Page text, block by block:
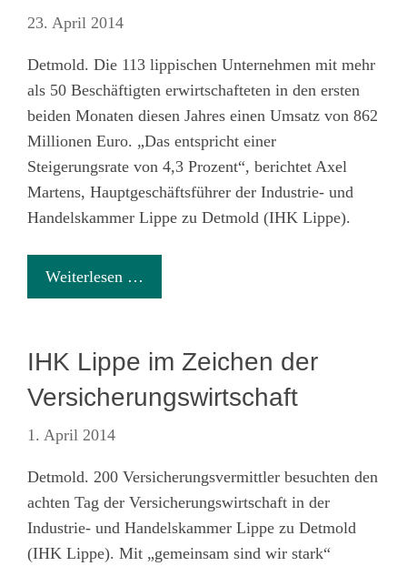
23. April 2014
Detmold. Die 113 lippischen Unternehmen mit mehr
als 50 Beschäftigten erwirtschafteten in den ersten
beiden Monaten diesen Jahres einen Umsatz von 862
Millionen Euro. „Das entspricht einer
Steigerungsrate von 4,3 Prozent“, berichtet Axel
Martens, Hauptgeschäftsführer der Industrie- und
Handelskammer Lippe zu Detmold (IHK Lippe).
Weiterlesen …
IHK Lippe im Zeichen der
Versicherungswirtschaft
1. April 2014
Detmold. 200 Versicherungsvermittler besuchten den
achten Tag der Versicherungswirtschaft in der
Industrie- und Handelskammer Lippe zu Detmold
(IHK Lippe). Mit „gemeinsam sind wir stark“